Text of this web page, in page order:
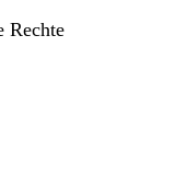
Rechte